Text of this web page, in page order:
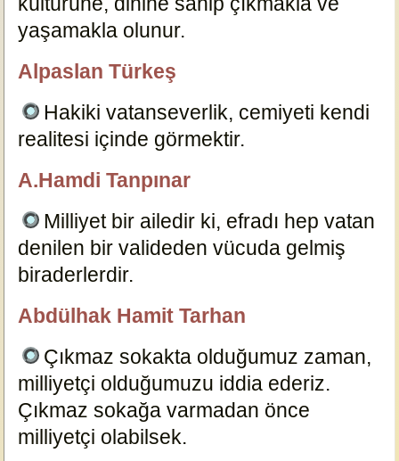
yaşamakla olunur.
Alpaslan Türkeş
Hakiki vatanseverlik, cemiyeti kendi
realitesi içinde görmektir.
A.Hamdi Tanpınar
Milliyet bir ailedir ki, efradı hep vatan
denilen bir valideden vücuda gelmiş
biraderlerdir.
Abdülhak Hamit Tarhan
Çıkmaz sokakta olduğumuz zaman,
milliyetçi olduğumuzu iddia ederiz.
Çıkmaz sokağa varmadan önce
milliyetçi olabilsek.